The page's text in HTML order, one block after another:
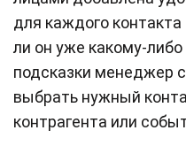
для каждого
ли он уже какому-
подсказки менеджер
выбрать нужный
контрагента или